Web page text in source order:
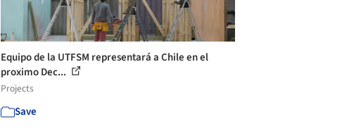
Equipo de la UTFSM representará a Chile en el
proximo Dec...
Projects
Save